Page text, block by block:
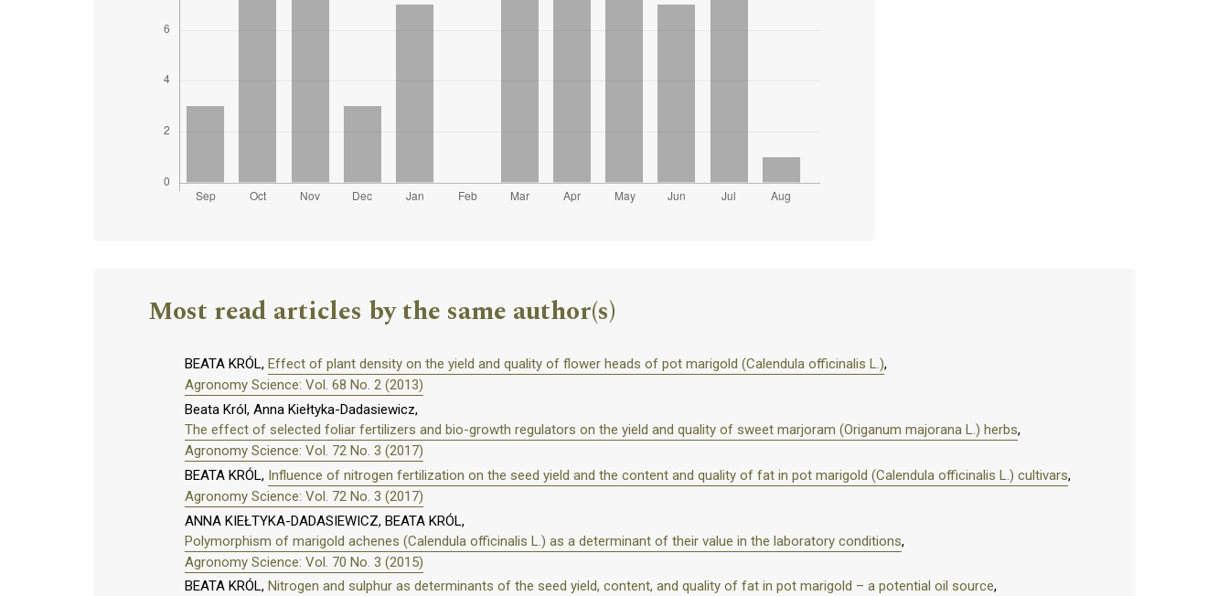
Most read articles by the same author(s)
BEATA KRÓL, Effect of plant density on the yield and quality of flower heads of pot marigold (Calendula officinalis L.),
Agronomy Science: Vol. 68 No. 2 (2013)
Beata Król, Anna Kiełtyka-Dadasiewicz,
The effect of selected foliar fertilizers and bio-growth regulators on the yield and quality of sweet marjoram (Origanum majorana L.) herbs,
Agronomy Science: Vol. 72 No. 3 (2017)
BEATA KRÓL, Influence of nitrogen fertilization on the seed yield and the content and quality of fat in pot marigold (Calendula officinalis L.) cultivars,
Agronomy Science: Vol. 72 No. 3 (2017)
ANNA KIEŁTYKA-DADASIEWICZ, BEATA KRÓL,
Polymorphism of marigold achenes (Calendula officinalis L.) as a determinant of their value in the laboratory conditions,
Agronomy Science: Vol. 70 No. 3 (2015)
BEATA KRÓL, Nitrogen and sulphur as determinants of the seed yield, content, and quality of fat in pot marigold – a potential oil source,